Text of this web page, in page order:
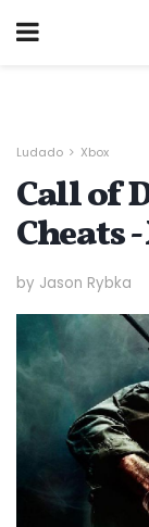
Ludado Xbox
Call of
Cheats
by Jason Rybka